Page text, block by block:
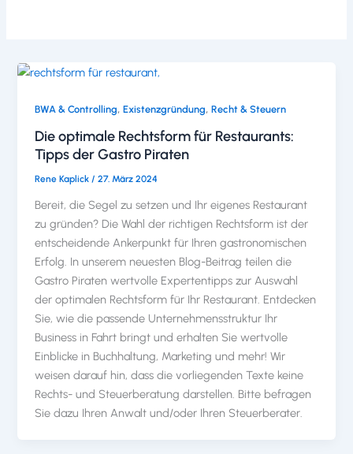
BWA & Controlling,Existenzgründung,Recht & Steuern
Die optimale Rechtsform für Restaurants:
Tipps der Gastro Piraten
Rene Kaplick/27. März 2024
Bereit, die Segel zu setzen und Ihr eigenes Restaurant
zu gründen? Die Wahl der richtigen Rechtsform ist der
entscheidende Ankerpunkt für Ihren gastronomischen
Erfolg. In unserem neuesten Blog-Beitrag teilen die
Gastro Piraten wertvolle Expertentipps zur Auswahl
der optimalen Rechtsform für Ihr Restaurant. Entdecken
Sie, wie die passende Unternehmensstruktur Ihr
Business in Fahrt bringt und erhalten Sie wertvolle
Einblicke in Buchhaltung, Marketing und mehr! Wir
weisen darauf hin, dass die vorliegenden Texte keine
Rechts- und Steuerberatung darstellen. Bitte befragen
Sie dazu Ihren Anwalt und/oder Ihren Steuerberater.